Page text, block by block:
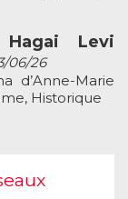
Levi
06/26
d’Anne-Marie
Historique